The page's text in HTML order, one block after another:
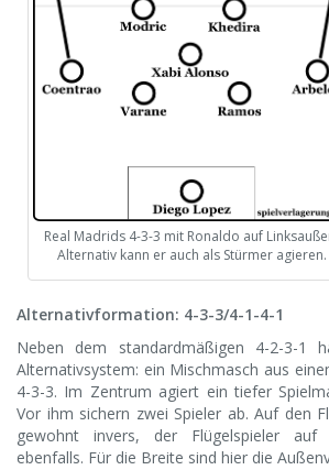
Real Madrids 4-3-3 mit Ronaldo auf
Alternativ kann er auch als Stürmer agieren.
Alternativformation: 4-3-3/4-1-4-1
Neben dem standardmäßigen 4-2-3-1
Alternativsystem: ein Mischmasch aus
4-3-3. Im Zentrum agiert ein tiefer
Vor ihm sichern zwei Spieler ab. Auf den
gewohnt invers, der Flügelspieler
ebenfalls. Für die Breite sind hier die